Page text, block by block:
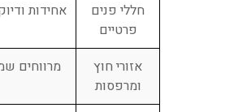
חללי פנים
פרטיים
אחידות
אזורי חוץ
ומרפסות
מרווחים